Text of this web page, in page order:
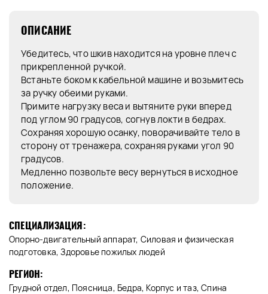
ОПИСАНИЕ
Убедитесь, что шкив находится на уровне плеч с
прикрепленной ручкой.
Встаньте боком к кабельной машине и возьмитесь
за ручку обеими руками.
Примите нагрузку веса и вытяните руки вперед
под углом 90 градусов, согнув локти в бедрах.
Сохраняя хорошую осанку, поворачивайте тело в
сторону от тренажера, сохраняя руками угол 90
градусов.
Медленно позвольте весу вернуться в исходное
положение.
СПЕЦИАЛИЗАЦИЯ:
Опорно-двигательный аппарат, Силовая и физическая
подготовка, Здоровье пожилых людей
РЕГИОН:
Грудной отдел, Поясница, Бедра, Корпус и таз, Спина